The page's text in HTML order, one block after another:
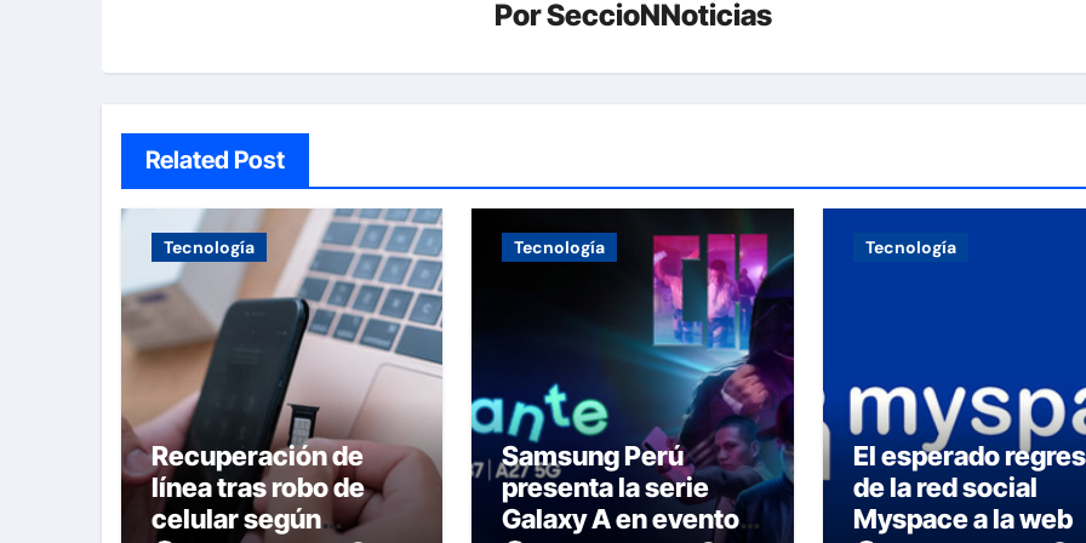
PorSeccioNNoticias
Related Post
Tecnología
Recuperación de
línea tras robo de
celular según
Tecnología
Samsung Perú
presenta la serie
Galaxy A en evento
Tecnología
El esperado
de la red social
Myspace a la web